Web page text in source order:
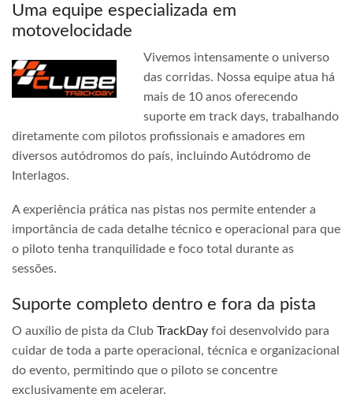
Uma equipe especializada em
motovelocidade
Vivemos intensamente o universo
das corridas. Nossa equipe atua há
mais de 10 anos oferecendo
suporte em track days, trabalhando
diretamente com pilotos profissionais e amadores em
diversos autódromos do país, incluindo Autódromo de
Interlagos.
A experiência prática nas pistas nos permite entender a
importância de cada detalhe técnico e operacional para que
o piloto tenha tranquilidade e foco total durante as
sessões.
Suporte completo dentro e fora da pista
O auxílio de pista da Club TrackDay foi desenvolvido para
cuidar de toda a parte operacional, técnica e organizacional
do evento, permitindo que o piloto se concentre
exclusivamente em acelerar.